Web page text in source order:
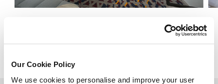
Our Cookie Policy
We use cookies to personalise and improve your user